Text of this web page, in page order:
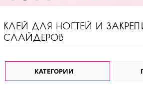
КЛЕЙ ДЛЯ НОГТЕЙ И
СЛАЙДЕРОВ
КАТЕГОРИИ